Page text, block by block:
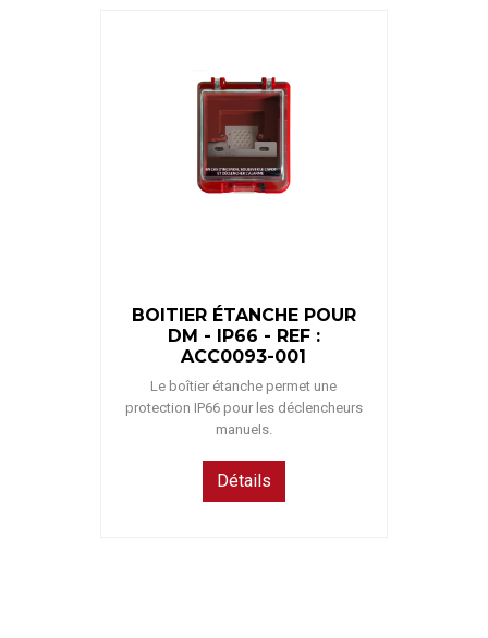
BOITIER ÉTANCHE POUR
DM - IP66 - REF :
ACC0093-001
Le boîtier étanche permet une
protection IP66 pour les déclencheurs
manuels.
Détails